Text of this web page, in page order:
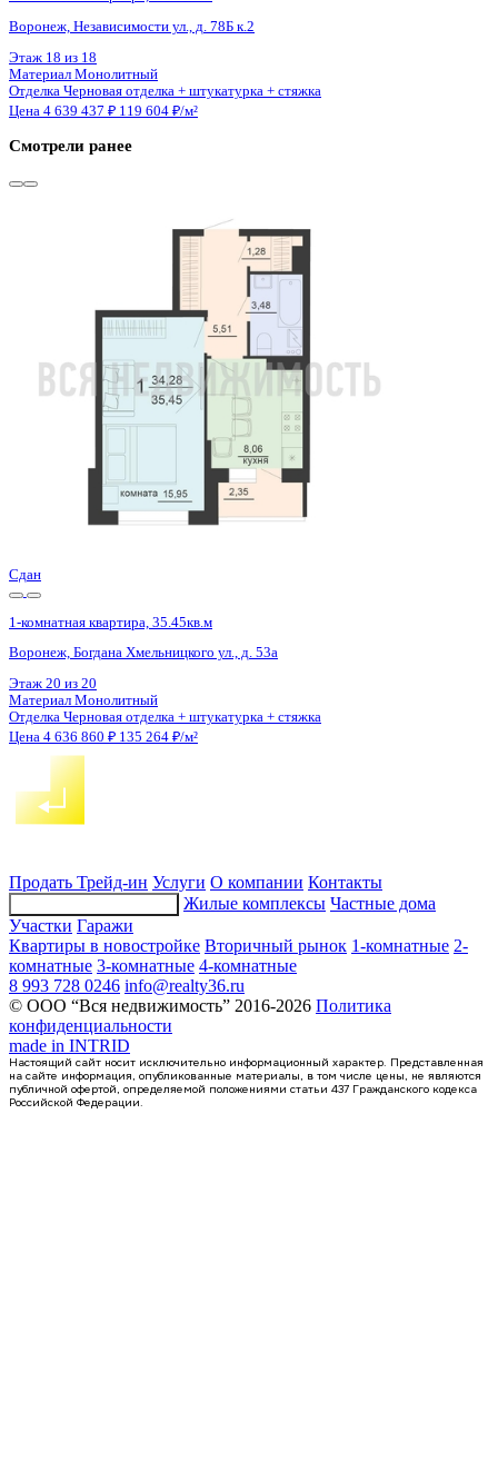
1-комнатная квартира, 39.83кв.м
Воронеж, Ростовская ул., д. 18а
Этаж 14 из 15
Отделка Черновая отделка
Сдан
1-комнатная квартира, 36.55кв.м
Воронеж, Богдана Хмельницкого ул., д. 53а
Этаж 18 из 20
Материал
Продать Трейд-ин Услуги О компании Контакты
Жилые комплексы Частные дома
Участки Гаражи
Квартиры в новостройке Вторичный рынок 1-комнатные 2-
комнатные 3-комнатные 4-комнатные
8 993 728 0246 info@realty36.ru
© ООО “Вся недвижимость” 2016-2026 Политика
конфиденциальности
made in INTRID
Настоящий сайт носит исключительно информационный характер. Представленная
на сайте информация, опубликованные материалы, в том числе цены, не являются
публичной офертой, определяемой положениями статьи 437 Гражданского кодекса
Российской Федерации.